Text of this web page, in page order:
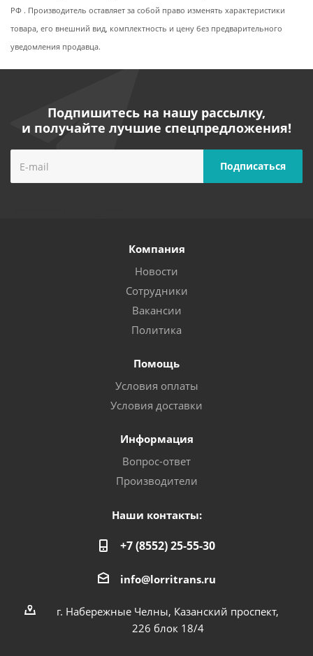
РФ . Производитель оставляет за собой право изменять характеристики
товара, его внешний вид, комплектность и цену без предварительного
уведомления продавца.
Подпишитесь на нашу рассылку,
и получайте лучшие спецпредложения!
Компания
Новости
Сотрудники
Вакансии
Политика
Помощь
Условия оплаты
Условия доставки
Информация
Вопрос-ответ
Производители
Наши контакты:
+7 (8552) 25-55-30
info@lorritrans.ru
г. Набережные Челны, Казанский проспект,
226 блок 18/4